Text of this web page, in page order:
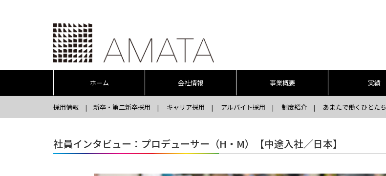
ホーム 会社情報 事業概要 実績
採用情報 新卒・第二新卒採用 キャリア採用 アルバイト採用 制度紹介 あまたで働くひとたち
社員インタビュー：プロデューサー（H・M）【中途入社／日本】